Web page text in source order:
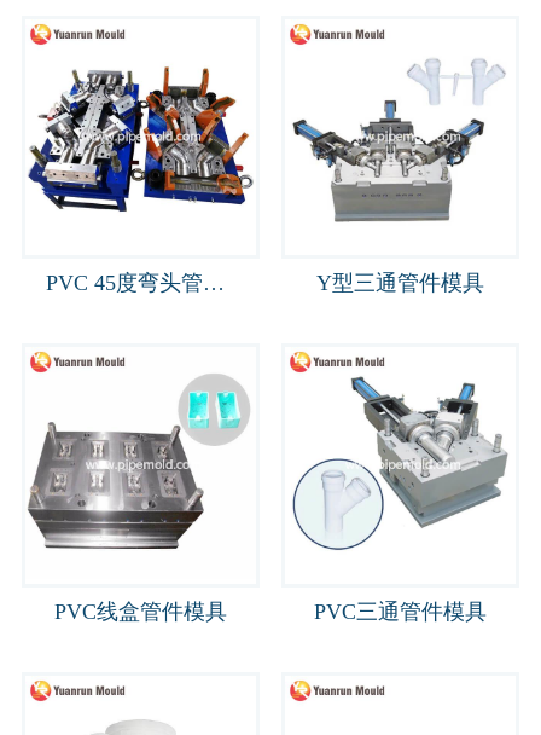
PVC 45度弯头管件模具 Y型三通管件模具
PVC线盒管件模具 PVC三通管件模具